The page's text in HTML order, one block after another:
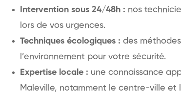
Intervention sous 24/48h : nos
lors de vos urgences.
Techniques écologiques : des
l’environnement pour votre sécurité.
Expertise locale : une connaissance
Maleville, notamment le centre-ville et